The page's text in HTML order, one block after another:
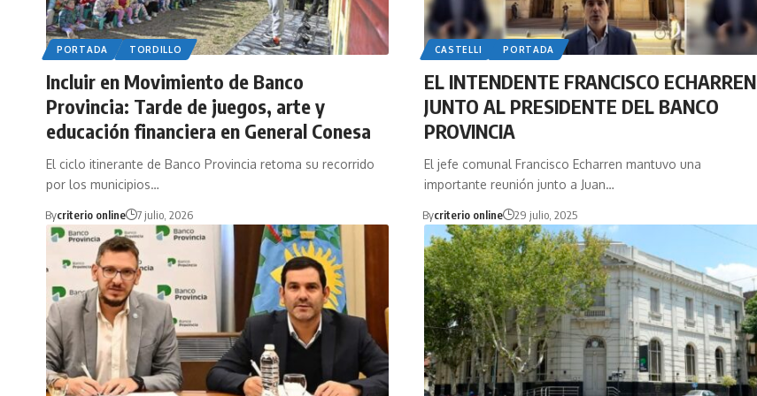
PORTADA TORDILLO
Incluir en Movimiento de Banco
Provincia: Tarde de juegos, arte y
educación financiera en General Conesa
El ciclo itinerante de Banco Provincia retoma su recorrido
por los municipios…
Bycriterio online 7 julio, 2026
CASTELLI PORTADA
EL INTENDENTE FRANCISCO ECHARREN
JUNTO AL PRESIDENTE DEL BANCO
PROVINCIA
El jefe comunal Francisco Echarren mantuvo una
importante reunión junto a Juan…
Bycriterio online 29 julio, 2025